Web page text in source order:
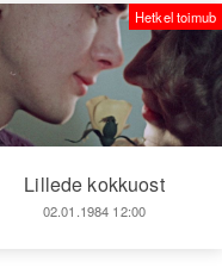
Lillede kokkuost
02.01.1984 12:00
Hetkel toimub